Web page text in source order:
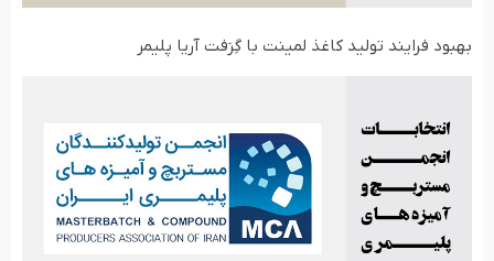
بهبود فرایند تولید کاغذ لمینت با گِرَفت آریا پلیمر